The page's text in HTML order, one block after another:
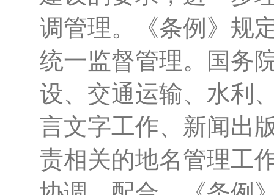
调管理。《条例》规
统一监督管理。国务
设、交通运输、水利
言文字工作、新闻出
责相关的地名管理工